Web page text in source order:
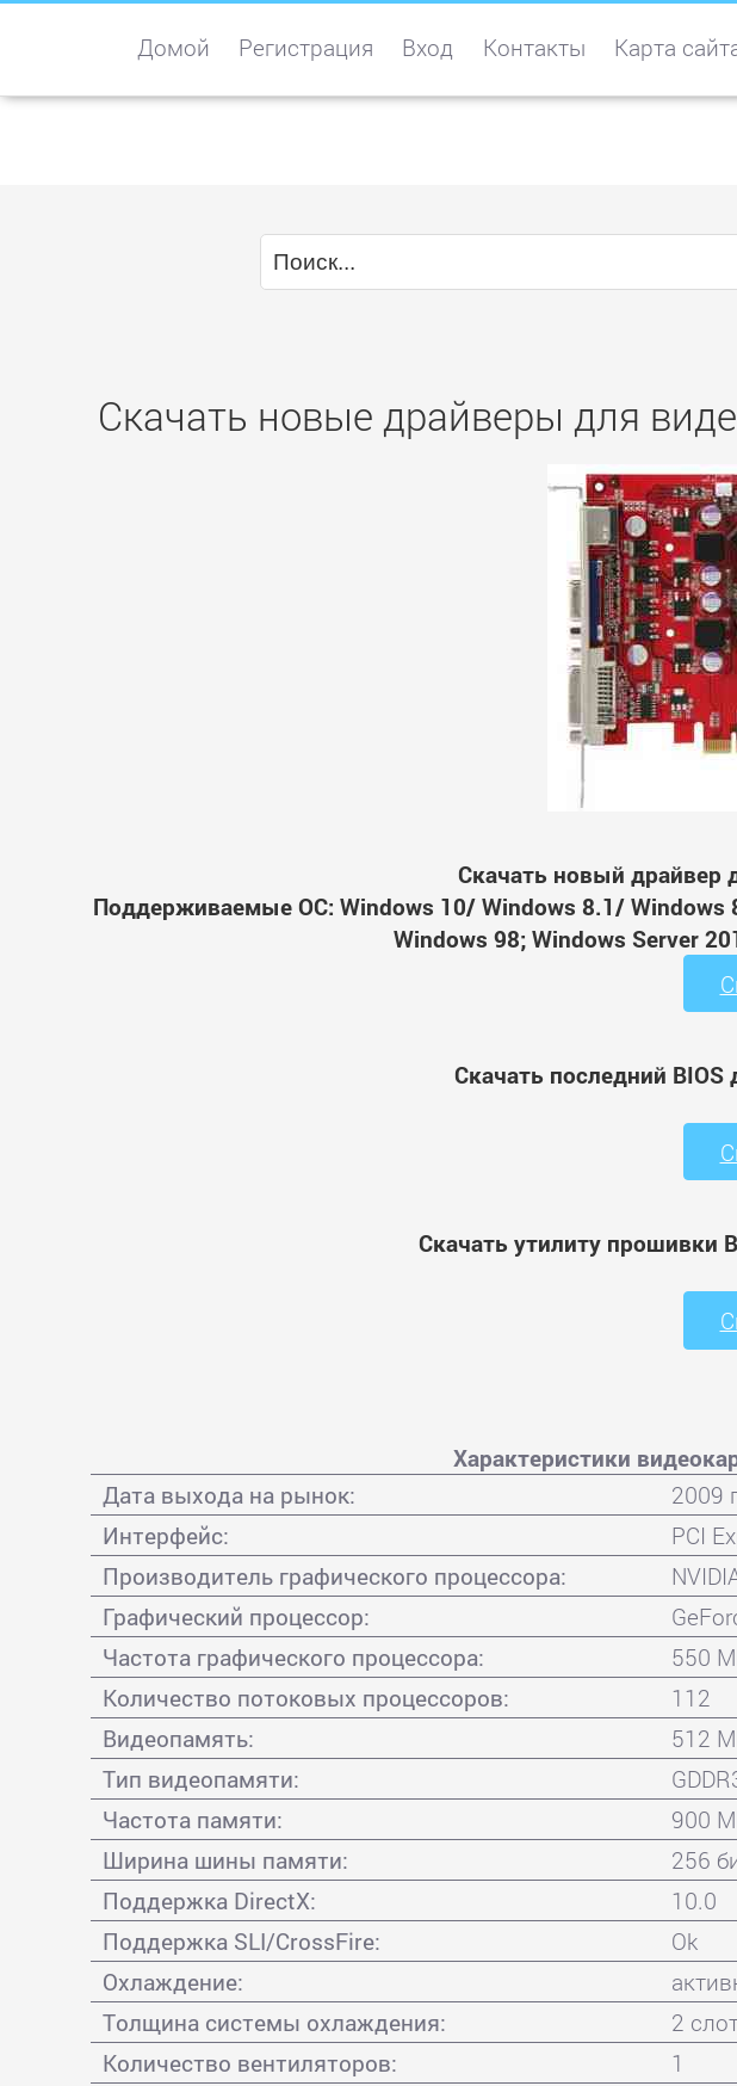
Домой Регистрация Вход Контакты Карта
Скачать новые драйверы для
Скачать новый драйвер
Поддерживаемые ОС: Windows 10/ Windows 8.1/ Windows
Windows 98; Windows Server
Скачать последний BIOS
Скачать утилиту прошивки
Характеристики
Дата выхода на рынок:
2009
Интерфейс:
PCI
Производитель графического процессора:
Графический процессор:
Частота графического процессора:
550
Количество потоковых процессоров:
112
Видеопамять:
512
Тип видеопамяти:
Частота памяти:
900
Ширина шины памяти:
256
Поддержка DirectX:
10.0
Поддержка SLI/CrossFire:
Ok
Охлаждение:
Толщина системы охлаждения:
2
Количество вентиляторов:
1